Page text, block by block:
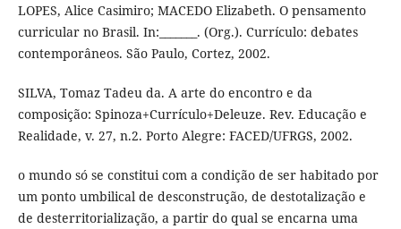
LOPES, Alice Casimiro; MACEDO Elizabeth. O pensamento
curricular no Brasil. In:_______. (Org.). Currículo: debates
contemporâneos. São Paulo, Cortez, 2002.
SILVA, Tomaz Tadeu da. A arte do encontro e da
composição: Spinoza+Currículo+Deleuze. Rev. Educação e
Realidade, v. 27, n.2. Porto Alegre: FACED/UFRGS, 2002.
o mundo só se constitui com a condição de ser habitado por
um ponto umbilical de desconstrução, de destotalização e
de desterritorialização, a partir do qual se encarna uma